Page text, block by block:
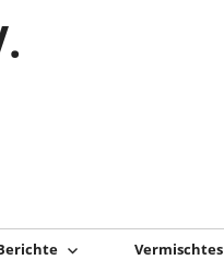
Vermischtes